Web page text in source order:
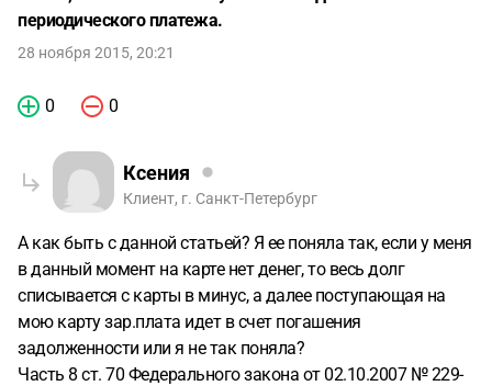
периодического платежа.
28 ноября 2015, 20:21
0 0
Ксения
Клиент, г. Санкт-Петербург
А как быть с данной статьей? Я ее поняла так, если у меня
в данный момент на карте нет денег, то весь долг
списывается с карты в минус, а далее поступающая на
мою карту зар.плата идет в счет погашения
задолженности или я не так поняла?
Часть 8 ст. 70 Федерального закона от 02.10.2007 № 229-